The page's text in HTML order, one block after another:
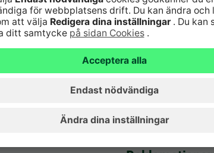
Fondkurser
Artiklar
Hyreslokaler
Ge respons